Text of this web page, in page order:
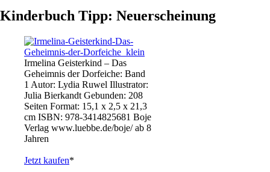
Kinderbuch Tipp: Neuerscheinung
Irmelina Geisterkind – Das
Geheimnis der Dorfeiche: Band
1 Autor: Lydia Ruwel Illustrator:
Julia Bierkandt Gebunden: 208
Seiten Format: 15,1 x 2,5 x 21,3
cm ISBN: 978-3414825681 Boje
Verlag www.luebbe.de/boje/ ab 8
Jahren
Jetzt kaufen*